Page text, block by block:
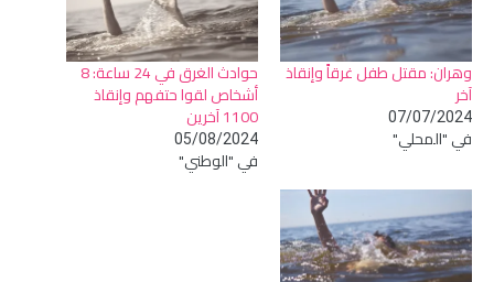
وهران: مقتل طفل غرقاً وإنقاذ
آخر
07/07/2024
في "المحلي"
حوادث الغرق في 24 ساعة: 8
أشخاص لقوا حتفهم وإنقاذ
1100 آخرين
05/08/2024
في "الوطني"